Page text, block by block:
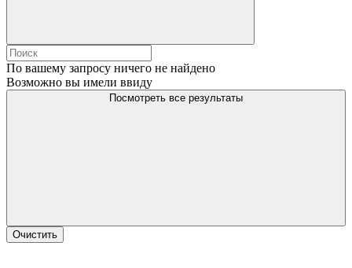
По вашему запросу ничего не найдено
Возможно вы имели ввиду
Посмотреть все результаты
Очистить